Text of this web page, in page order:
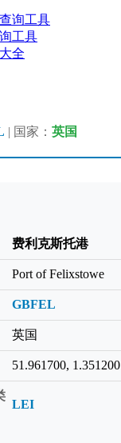
询工具
工具
全
| 国家： 英国
费利克斯托港
Port of Felixstowe
GBFEL
英国
51.961700, 1.351200
LEI